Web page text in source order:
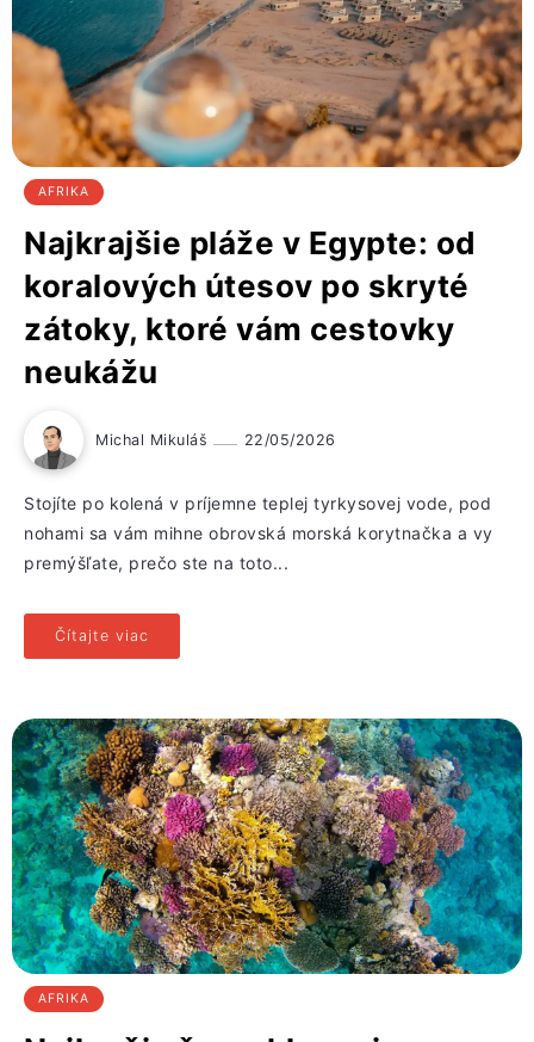
AFRIKA
Najkrajšie pláže v Egypte: od
koralových útesov po skryté
zátoky, ktoré vám cestovky
neukážu
Michal Mikuláš 22/05/2026
Stojíte po kolená v príjemne teplej tyrkysovej vode, pod
nohami sa vám mihne obrovská morská korytnačka a vy
premýšľate, prečo ste na toto...
Čítajte viac
AFRIKA